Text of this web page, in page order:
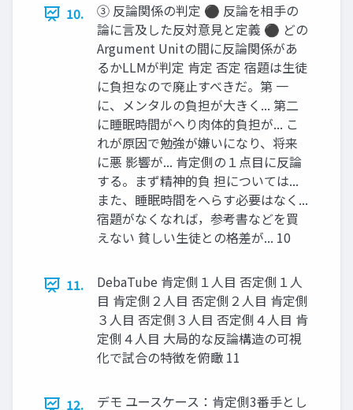
10.
③ 反論関係の判定 ⚫ 反論を相手の
論に言及した反対意見と定義 ⚫ どの
Argument Unitの間に反論関係があ
るかLLMが判定 肯定 否定 宿題は生徒
に負担なので廃止すべきだ。第 一
に、メンタルの負担が大きく... 第二
に睡眠時間がへり肉体的負担が... こ
れが原因で勉強が嫌いになり、将来
に悪 影響が... 肯定側の１点目に反論
する。まず精神的負 担については...
また、睡眠時間をへらす必要はなく...
宿題がなくなれば，参考書などを買
えない 貧しい生徒との格差が... 10
11.
DebaTube 肯定側１人目 否定側１人
目 肯定側２人目 否定側２人目 肯定側
３人目 否定側３人目 否定側４人目 肯
定側４人目 大局的な反論構造の可視
化で試合の特徴を俯瞰 11
12.
デモ ユースケース：肯定側3番手とし